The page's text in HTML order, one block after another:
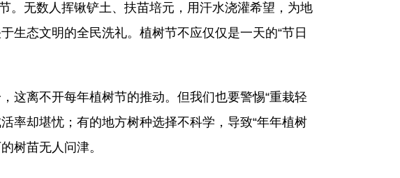
无数人挥锹铲土、扶苗培元，用汗水浇灌希望，为地
生态文明的全民洗礼。植树节不应仅仅是一天的“节日
离不开每年植树节的推动。但我们也要警惕“重栽轻
率却堪忧；有的地方树种选择不科学，导致“年年植树
树苗无人问津。